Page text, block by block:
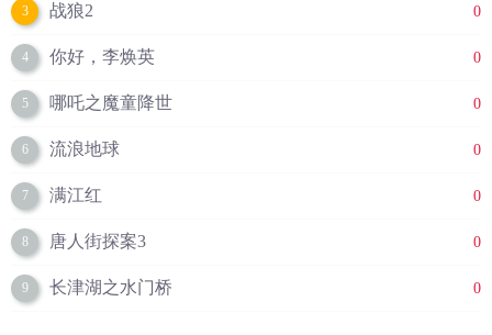
3 战狼2 0
4 你好，李焕英 0
5 哪吒之魔童降世 0
6 流浪地球 0
7 满江红 0
8 唐人街探案3 0
9 长津湖之水门桥 0